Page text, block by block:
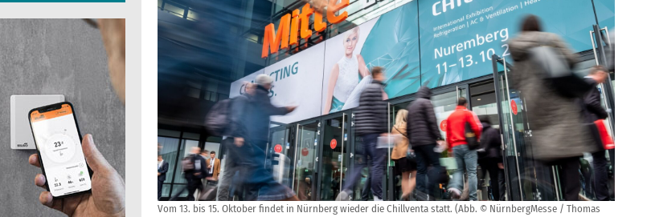
Vom 13. bis 15. Oktober findet in Nürnberg wieder die Chillventa statt. (Abb. © NürnbergMesse / Thomas